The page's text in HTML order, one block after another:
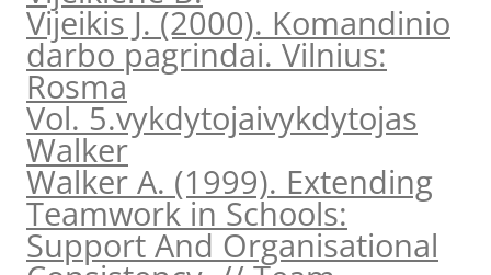
Vijeikis J. (2000). Komandinio
darbo pagrindai. Vilnius:
Rosma
Vol. 5.vykdytojaivykdytojas
Walker
Walker A. (1999). Extending
Teamwork in Schools:
Support And Organisational